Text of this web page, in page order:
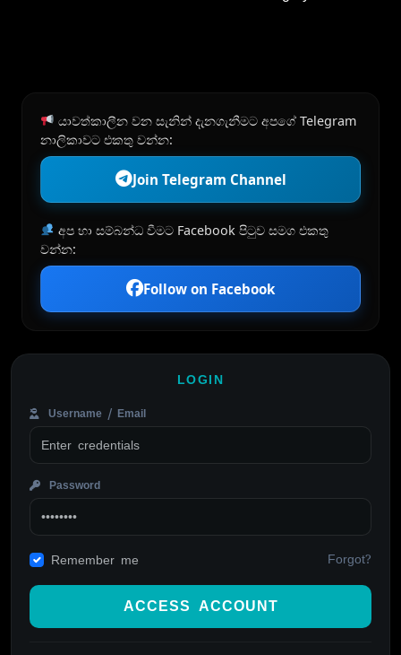
යාවත්කාලීන වන සැනින් දැනගැනීමට අපගේ Telegram
නාලිකාවට එකතු වන්න:
Join Telegram Channel
අප හා සම්බන්ධ වීමට Facebook පිටුව සමග එකතු
වන්න:
Follow on Facebook
LOGIN
Username / Email
Password
Remember me Forgot?
ACCESS ACCOUNT